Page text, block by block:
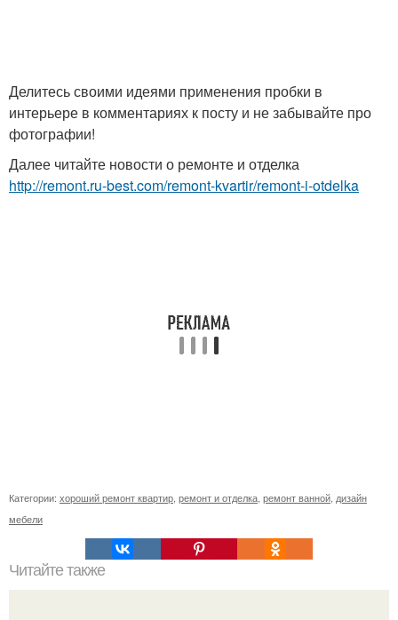
Делитесь своими идеями применения пробки в
интерьере в комментариях к посту и не забывайте про
фотографии!
Далее читайте новости о ремонте и отделка
http://remont.ru-best.com/remont-kvartir/remont-i-otdelka
Категории: хороший ремонт квартир ремонт и отделка ремонт ванной дизайн
мебели
Читайте также